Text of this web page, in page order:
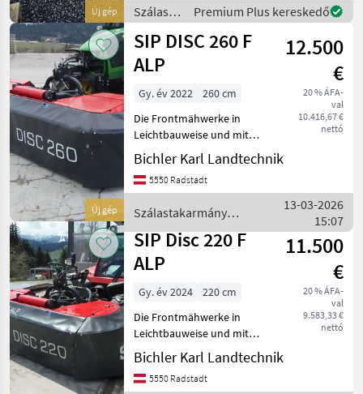
Új gép
Ausstattung und ist ideal
für lan
Szálastakarmány
betakarítók
/ SIP
Premium Plus kereskedő
Új gép
SIP DISC 260 F
ALP
12.500
€
20 % ÁFA-
val
10.416,67 €
nettó
Gy. év 2022
260 cm
Die Frontmähwerke in
Leichtbauweise und mit
einem möglichst nahe am
Traktor liegenden
Schwerpunkt sorgen für
hervorragende Sicht in
steilem Gel
Bichler Karl Landtechnik
5550 Radstadt
Szálastakarmány
betakarítók / SIP
13-03-2026
15:07
SIP Disc 220 F
ALP
11.500
€
20 % ÁFA-
val
9.583,33 €
nettó
Gy. év 2024
220 cm
Die Frontmähwerke in
Leichtbauweise und mit
einem möglichst nahe am
Traktor liegenden
Schwerpunkt sorgen für
Bichler Karl Landtechnik
5550 Radstadt